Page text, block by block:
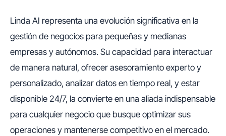
Linda AI representa una evolución significativa en la
gestión de negocios para pequeñas y medianas
empresas y autónomos. Su capacidad para interactuar
de manera natural, ofrecer asesoramiento experto y
personalizado, analizar datos en tiempo real, y estar
disponible 24/7, la convierte en una aliada indispensable
para cualquier negocio que busque optimizar sus
operaciones y mantenerse competitivo en el mercado.